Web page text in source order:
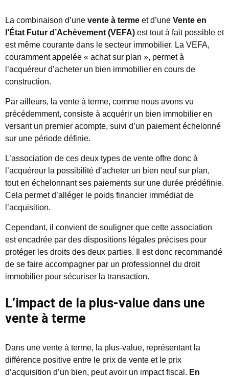
La combinaison d’une vente à terme et d’une Vente en
l’État Futur d’Achèvement (VEFA) est tout à fait possible et
est même courante dans le secteur immobilier. La VEFA,
couramment appelée « achat sur plan », permet à
l’acquéreur d’acheter un bien immobilier en cours de
construction.
Par ailleurs, la vente à terme, comme nous avons vu
précédemment, consiste à acquérir un bien immobilier en
versant un premier acompte, suivi d’un paiement échelonné
sur une période définie.
L’association de ces deux types de vente offre donc à
l’acquéreur la possibilité d’acheter un bien neuf sur plan,
tout en échelonnant ses paiements sur une durée prédéfinie.
Cela permet d’alléger le poids financier immédiat de
l’acquisition.
Cependant, il convient de souligner que cette association
est encadrée par des dispositions légales précises pour
protéger les droits des deux parties. Il est donc recommandé
de se faire accompagner par un professionnel du droit
immobilier pour sécuriser la transaction.
L’impact de la plus-value dans une
vente à terme
Dans une vente à terme, la plus-value, représentant la
différence positive entre le prix de vente et le prix
d’acquisition d’un bien, peut avoir un impact fiscal. En